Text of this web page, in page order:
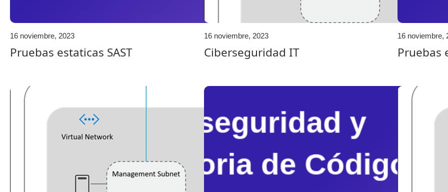
16 noviembre, 2023
Pruebas estaticas SAST
16 noviembre, 2023
Ciberseguridad IT
16 noviembre,
Pruebas